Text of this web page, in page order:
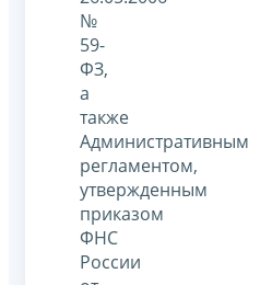
№
59-
ФЗ,
а
также
Административным
регламентом,
утвержденным
приказом
ФНС
России